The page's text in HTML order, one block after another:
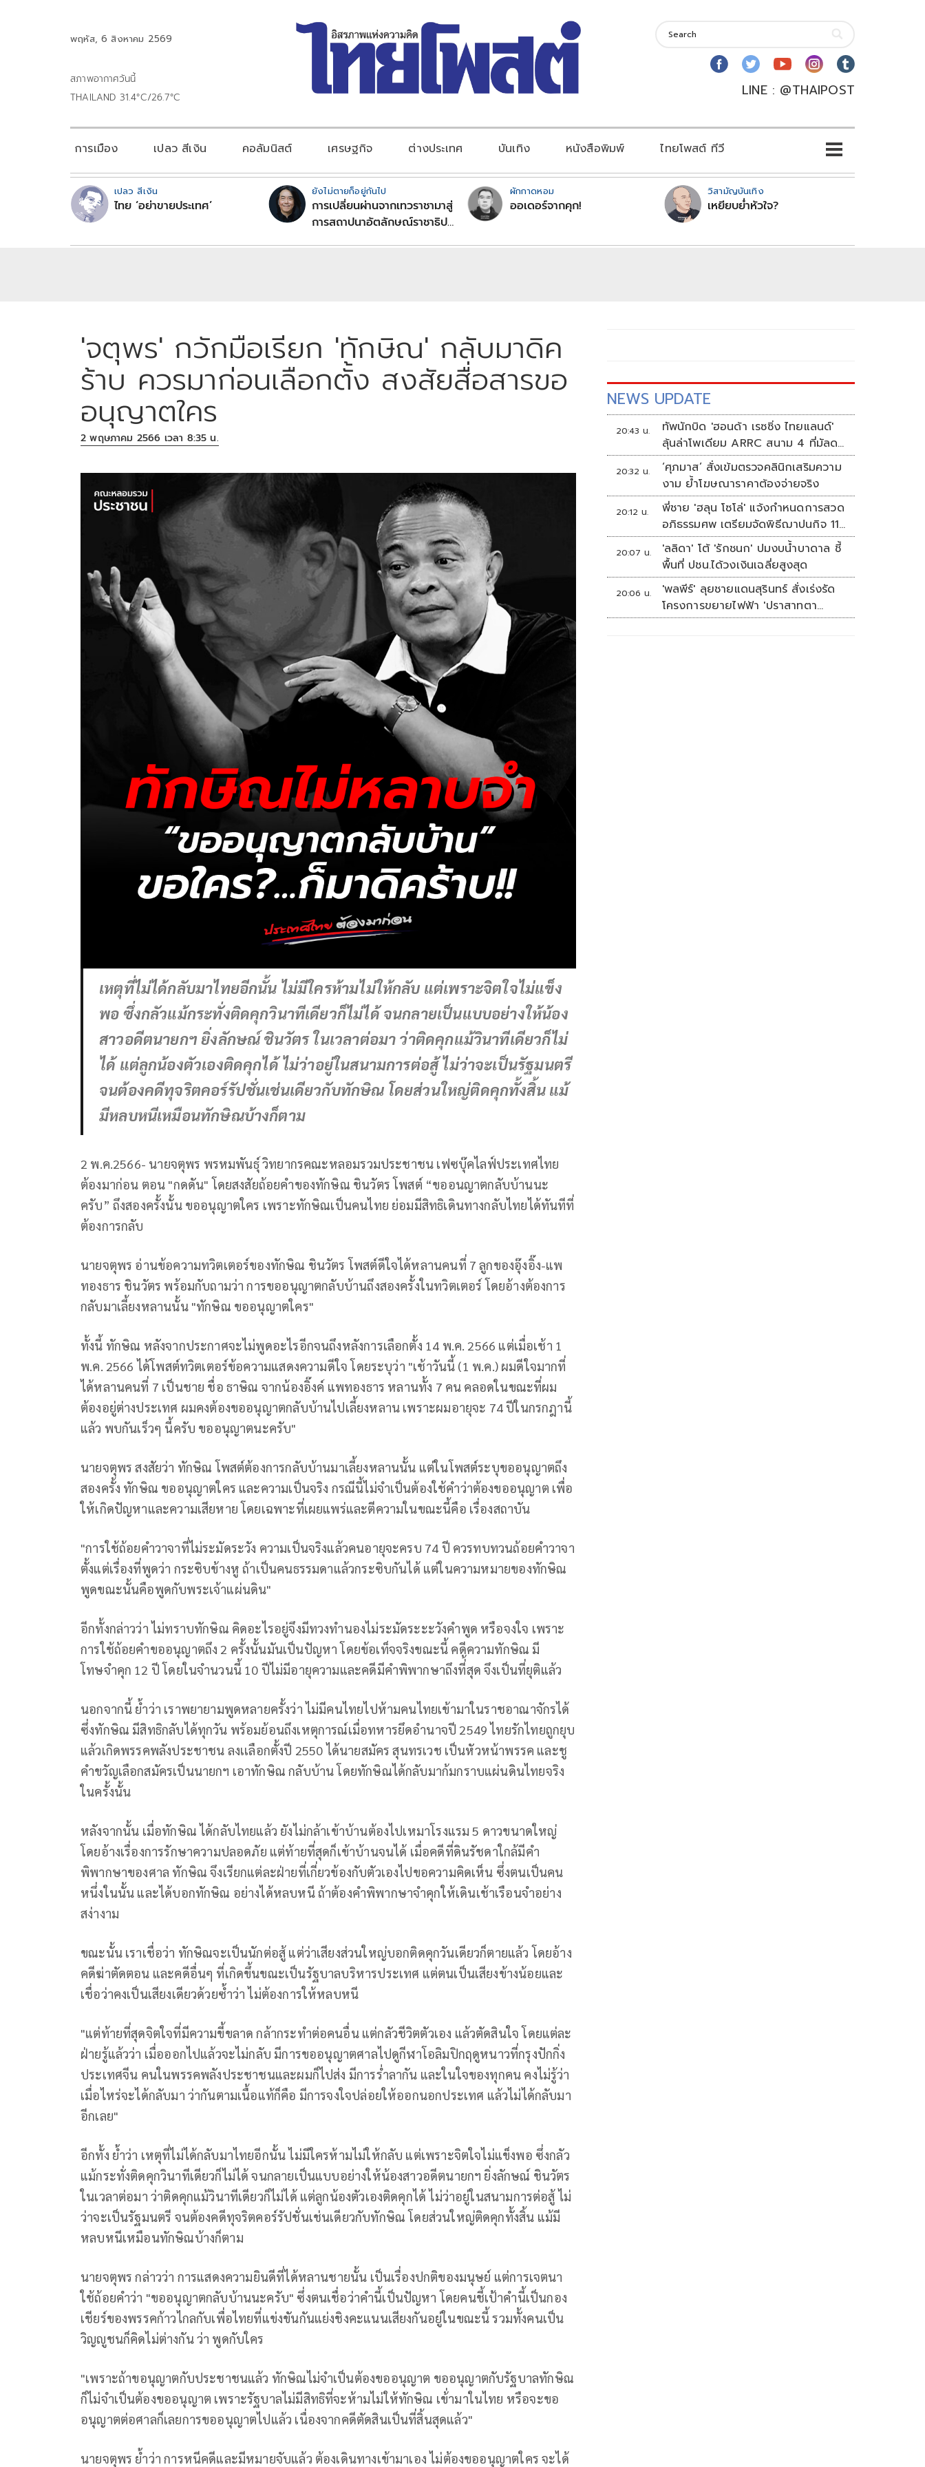
พฤหัส, 6 สิงหาคม 2569
สภาพอากาศวันนี้
THAILAND 31.4°C/26.7°C
LINE : @THAIPOST
การเมือง เปลว สีเงิน คอลัมนิสต์ เศรษฐกิจ ต่างประเทศ บันเทิง หนังสือพิมพ์ ไทยโพสต์ ทีวี
เปลว สีเงิน
ไทย ‘อย่าขายประเทศ’
ยังไม่ตายก็อยู่กันไป
การเปลี่ยนผ่านจากเทวราชามาสู่
การสถาปนาอัตลักษณ์ราชาธิป
ผักกาดหอม
ออเดอร์จากคุก!
วิสามัญบันเทิง
เหยียบย่ำหัวใจ?
'จตุพร' กวักมือเรียก 'ทักษิณ' กลับมาดิค
ร้าบ ควรมาก่อนเลือกตั้ง สงสัยสื่อสารขอ
อนุญาตใคร
2 พฤษภาคม 2566 เวลา 8:35 น.
เหตุที่ไม่ได้กลับมาไทยอีกนั้น ไม่มีใครห้ามไม่ให้กลับ แต่เพราะจิตใจไม่แข็ง
พอ ซึ่งกลัวแม้กระทั่งติดคุกวินาทีเดียวก็ไม่ได้ จนกลายเป็นแบบอย่างให้น้อง
สาวอดีตนายกฯ ยิ่งลักษณ์ ชินวัตร ในเวลาต่อมา ว่าติดคุกแม้วินาทีเดียวก็ไม่
ได้ แต่ลูกน้องตัวเองติดคุกได้ ไม่ว่าอยู่ในสนามการต่อสู้ ไม่ว่าจะเป็นรัฐมนตรี
จนต้องคดีทุจริตคอร์รัปชั่นเช่นเดียวกับทักษิณ โดยส่วนใหญ่ติดคุกทั้งสิ้น แม้
มีหลบหนีเหมือนทักษิณบ้างก็ตาม
2 พ.ค.2566- นายจตุพร พรหมพันธุ์ วิทยากรคณะหลอมรวมประชาชน เฟซบุ๊คไลฟ์ประเทศไทย
ต้องมาก่อน ตอน "กดดัน" โดยสงสัยถ้อยคำของทักษิณ ชินวัตร โพสต์ “ขออนญาตกลับบ้านนะ
ครับ” ถึงสองครั้งนั้น ขออนุญาตใคร เพราะทักษิณเป็นคนไทย ย่อมมีสิทธิเดินทางกลับไทยได้ทันทีที่
ต้องการกลับ
นายจตุพร อ่านข้อความทวิตเตอร์ของทักษิณ ชินวัตร โพสต์ดีใจได้หลานคนที่ 7 ลูกของอุ๊งอิ๊ง-แพ
ทองธาร ชินวัตร พร้อมกับถามว่า การขออนุญาตกลับบ้านถึงสองครั้งในทวิตเตอร์ โดยอ้างต้องการ
กลับมาเลี้ยงหลานนั้น "ทักษิณ ขออนุญาตใคร"
ทั้งนี้ ทักษิณ หลังจากประกาศจะไม่พูดอะไรอีกจนถึงหลังการเลือกตั้ง 14 พ.ค. 2566 แต่เมื่อเช้า 1
พ.ค. 2566 ได้โพสต์ทวิตเตอร์ข้อความแสดงความดีใจ โดยระบุว่า "เช้าวันนี้ (1 พ.ค.) ผมดีใจมากที่
ได้หลานคนที่ 7 เป็นชาย ชื่อ ธาษิณ จากน้องอิ๊งค์ แพทองธาร หลานทั้ง 7 คน คลอดในขณะที่ผม
ต้องอยู่ต่างประเทศ ผมคงต้องขออนุญาตกลับบ้านไปเลี้ยงหลาน เพราะผมอายุจะ 74 ปีในกรกฎานี้
แล้ว พบกันเร็วๆ นี้ครับ ขออนุญาตนะครับ"
นายจตุพร สงสัยว่า ทักษิณ โพสต์ต้องการกลับบ้านมาเลี้ยงหลานนั้น แต่ในโพสต์ระบุขออนุญาตถึง
สองครั้ง ทักษิณ ขออนุญาตใคร และความเป็นจริง กรณีนี้ไม่จำเป็นต้องใช้คำว่าต้องขออนุญาต เพื่อ
ให้เกิดปัญหาและความเสียหาย โดยเฉพาะที่เผยแพร่และตีความในขณะนี้คือ เรื่องสถาบัน
"การใช้ถ้อยคำวาจาที่ไม่ระมัดระวัง ความเป็นจริงแล้วคนอายุจะครบ 74 ปี ควรทบทวนถ้อยคำวาจา
ตั้งแต่เรื่องที่พูดว่า กระซิบข้างหู ถ้าเป็นคนธรรมดาแล้วกระซิบกันได้ แต่ในความหมายของทักษิณ
พูดขณะนั้นคือพูดกับพระเจ้าแผ่นดิน"
อีกทั้งกล่าวว่า ไม่ทราบทักษิณ คิดอะไรอยู่จึงมีทวงทำนองไม่ระมัดระะะวังคำพูด หรือจงใจ เพราะ
การใช้ถ้อยคำขออนุญาตถึง 2 ครั้งนั้นมันเป็นปัญหา โดยข้อเท็จจริงขณะนี้ คดีความทักษิณ มี
โทษจำคุก 12 ปี โดยในจำนวนนี้ 10 ปีไม่มีอายุความและคดีมีคำพิพากษาถึงที่้สุด จึงเป็นที่ยุติแล้ว
นอกจากนี้ ย้ำว่า เราพยายามพูดหลายครั้งว่า ไม่มีคนไทยไปห้ามคนไทยเข้ามาในราชอาณาจักรได้
ซึ่งทักษิณ มีสิทธิกลับได้ทุกวัน พร้อมย้อนถึงเหตุการณ์เมื่อทหารยึดอำนาจปี 2549 ไทยรักไทยถูกยุบ
แล้วเกิดพรรคพลังประชาชน ลงเเลือกตั้งปี 2550 ได้นายสมัคร สุนทรเวช เป็นหัวหน้าพรรค และชู
คำขวัญเลือกสมัครเป็นนายกฯ เอาทักษิณ กลับบ้าน โดยทักษิณได้กลับมาก้มกราบแผ่นดินไทยจริง
ในครั้งนั้น
หลังจากนั้น เมื่อทักษิณ ได้กลับไทยแล้ว ยังไม่กล้าเข้าบ้านต้องไปเหมาโรงแรม 5 ดาวขนาดใหญ่
โดยอ้างเรื่องการรักษาความปลอดภัย แต่ท้ายที่สุดก็เข้าบ้านจนได้ เมื่อคดีที่ดินรัชดาใกล้มีคำ
พิพากษาของศาล ทักษิณ จึงเรียกแต่ละฝ่ายที่เกี่ยวข้องกับตัวเองไปขอความคิดเห็น ซึ่งตนเป็นคน
หนึ่งในนั้น และได้บอกทักษิณ อย่างได้หลบหนี ถ้าต้องคำพิพากษาจำคุกให้เดินเช้าเรือนจำอย่าง
สง่างาม
ขณะนั้น เราเชื่อว่า ทักษิณจะเป็นนักต่อสู้ แต่ว่าเสียงส่วนใหญ่บอกติดคุกวันเดียวก็ตายแล้ว โดยอ้าง
คดีฆ่าตัดตอน และคดีอื่นๆ ที่เกิดขึ้นขณะเป็นรัฐบาลบริหารประเทศ แต่ตนเป็นเสียงข้างน้อยและ
เชื่อว่าคงเป็นเสียงเดียวด้วยซ้ำว่า ไม่ต้องการให้หลบหนี
"แต่ท้ายที่สุดจิตใจที่มีความขี้ขลาด กล้ากระทำต่อคนอื่น แต่กลัวชีวิตตัวเอง แล้วตัดสินใจ โดยแต่ละ
ฝ่ายรู้แล้วว่า เมื่อออกไปแล้วจะไม่กลับ มีการขออนุญาตศาลไปดูกีฬาโอลิมปิกฤดูหนาวที่กรุงปักกิ่ง
ประเทศจีน คนในพรรคพลังประชาชนและผมก็ไปส่ง มีการร่ำลากัน และในใจของทุกคน คงไม่รู้ว่า
เมื่อไหร่จะได้กลับมา ว่ากันตามเนื้อแท้ก็คือ มีการจงใจปล่อยให้ออกนอกประเทศ แล้วไม่ได้กลับมา
อีกเลย"
อีกทั้ง ย้ำว่า เหตุที่ไม่ได้กลับมาไทยอีกนั้น ไม่มีใครห้ามไม่ให้กลับ แต่เพราะจิตใจไม่แข็งพอ ซึ่งกลัว
แม้กระทั่งติดคุกวินาทีเดียวก็ไม่ได้ จนกลายเป็นแบบอย่างให้น้องสาวอดีตนายกฯ ยิ่งลักษณ์ ชินวัตร
ในเวลาต่อมา ว่าติดคุกแม้วินาทีเดียวก็ไม่ได้ แต่ลูกน้องตัวเองติดคุกได้ ไม่ว่าอยู่ในสนามการต่อสู้ ไม่
ว่าจะเป็นรัฐมนตรี จนต้องคดีทุจริตคอร์รัปชั่นเช่นเดียวกับทักษิณ โดยส่วนใหญ่ติดคุกทั้งสิ้น แม้มี
หลบหนีเหมือนทักษิณบ้างก็ตาม
นายจตุพร กล่าวว่า การแสดงความยินดีที่ได้หลานชายนั้น เป็นเรื่องปกติของมนุษย์ แต่การเจตนา
ใช้ถ้อยคำว่า "ขออนุญาตกลับบ้านนะครับ" ซึ่งตนเชื่อว่าคำนี้เป็นปัญหา โดยคนชี้เป้าคำนี้เป็นกอง
เชียร์ของพรรคก้าวไกลกับเพื่อไทยที่แข่งขันกันแย่งชิงคะแนนเสียงกันอยู่ในขณะนี้ รวมทั้งคนเป็น
วิญญูชนก็คิดไม่ต่างกัน ว่า พูดกับใคร
"เพราะถ้าขอนุญาตกับประชาชนแล้ว ทักษิณไม่จำเป็นต้องขออนุญาต ขออนุญาตกับรัฐบาลทักษิณ
ก็ไม่จำเป็นต้องขออนุญาต เพราะรัฐบาลไม่มีสิทธิที่จะห้ามไม่ให้ทักษิณ เข้่ามาในไทย หรือจะขอ
อนุญาตต่อศาลก็เลยการขออนุญาตไปแล้ว เนื่องจากคดีตัดสินเป็นที่สิ้นสุดแล้ว"
นายจตุพร ย้ำว่า การหนีคดีและมีหมายจับแล้ว ต้องเดินทางเข้ามาเอง ไม่ต้องขออนุญาตใคร จะได้
NEWS UPDATE
20:43 น.
ทัพนักบิด 'ฮอนด้า เรซซิ่ง ไทยแลนด์'
ลุ้นล่าโพเดียม ARRC สนาม 4 ที่มัลดา
ลิกา
20:32 น.
‘ศุภมาส’ สั่งเข้มตรวจคลินิกเสริมความ
งาม ย้ำโฆษณาราคาต้องจ่ายจริง
20:12 น.
พี่ชาย 'ฮลุน โซโล่' แจ้งกำหนดการสวด
อภิธรรมศพ เตรียมจัดพิธีฌาปนกิจ 11
ส.ค.
20:07 น.
'ลลิดา' โต้ 'รักชนก' ปมงบน้ำบาดาล ชี้
พื้นที่ ปชน.ได้วงเงินเฉลี่ยสูงสุด
20:06 น.
'พลพีร์' ลุยชายแดนสุรินทร์ สั่งเร่งรัด
โครงการขยายไฟฟ้า 'ปราสาทตา
ควาย-เนิน 350'